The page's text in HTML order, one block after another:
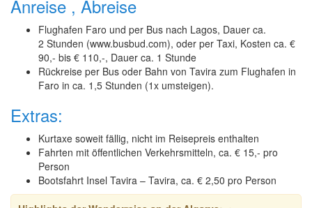
Anreise , Abreise
Flughafen Faro und per Bus nach Lagos, Dauer ca.
2 Stunden (www.busbud.com), oder per Taxi, Kosten ca. €
90,- bis € 110,-, Dauer ca. 1 Stunde
Rückreise per Bus oder Bahn von Tavira zum Flughafen in
Faro in ca. 1,5 Stunden (1x umsteigen).
Extras:
Kurtaxe soweit fällig, nicht im Reisepreis enthalten
Fahrten mit öffentlichen Verkehrsmitteln, ca. € 15,- pro
Person
Bootsfahrt Insel Tavira – Tavira, ca. € 2,50 pro Person